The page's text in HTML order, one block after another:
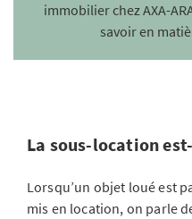
immobilier chez AXA-
savoir en
La sous-location
Lorsqu’un objet loué est
mis en location, on parle